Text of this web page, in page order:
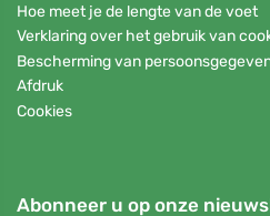
Hoe meet je de lengte van de voet
Verklaring over het gebruik van
Bescherming van
Afdruk
Cookies
Abonneer u op onze